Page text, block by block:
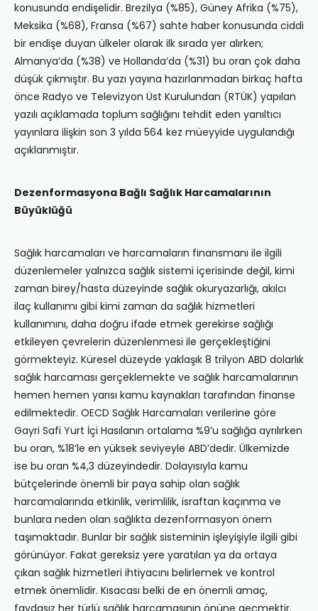
konusunda endişelidir. Brezilya (%85), Güney Afrika (%75),
Meksika (%68), Fransa (%67) sahte haber konusunda ciddi
bir endişe duyan ülkeler olarak ilk sırada yer alırken;
Almanya’da (%38) ve Hollanda’da (%31) bu oran çok daha
düşük çıkmıştır. Bu yazı yayına hazırlanmadan birkaç hafta
önce Radyo ve Televizyon Üst Kurulundan (RTÜK) yapılan
yazılı açıklamada toplum sağlığını tehdit eden yanıltıcı
yayınlara ilişkin son 3 yılda 564 kez müeyyide uygulandığı
açıklanmıştır.
Dezenformasyona Bağlı Sağlık Harcamalarının
Büyüklüğü
Sağlık harcamaları ve harcamaların finansmanı ile ilgili
düzenlemeler yalnızca sağlık sistemi içerisinde değil, kimi
zaman birey/hasta düzeyinde sağlık okuryazarlığı, akılcı
ilaç kullanımı gibi kimi zaman da sağlık hizmetleri
kullanımını, daha doğru ifade etmek gerekirse sağlığı
etkileyen çevrelerin düzenlenmesi ile gerçekleştiğini
görmekteyiz. Küresel düzeyde yaklaşık 8 trilyon ABD dolarlık
sağlık harcaması gerçeklemekte ve sağlık harcamalarının
hemen hemen yarısı kamu kaynakları tarafından finanse
edilmektedir. OECD Sağlık Harcamaları verilerine göre
Gayri Safi Yurt İçi Hasılanın ortalama %9’u sağlığa ayrılırken
bu oran, %18’le en yüksek seviyeyle ABD’dedir. Ülkemizde
ise bu oran %4,3 düzeyindedir. Dolayısıyla kamu
bütçelerinde önemli bir paya sahip olan sağlık
harcamalarında etkinlik, verimlilik, israftan kaçınma ve
bunlara neden olan sağlıkta dezenformasyon önem
taşımaktadır. Bunlar bir sağlık sisteminin işleyişiyle ilgili gibi
görünüyor. Fakat gereksiz yere yaratılan ya da ortaya
çıkan sağlık hizmetleri ihtiyacını belirlemek ve kontrol
etmek önemlidir. Kısacası belki de en önemli amaç,